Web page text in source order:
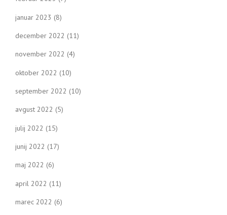
januar 2023 (8)
december 2022 (11)
november 2022 (4)
oktober 2022 (10)
september 2022 (10)
avgust 2022 (5)
julij 2022 (15)
junij 2022 (17)
maj 2022 (6)
april 2022 (11)
marec 2022 (6)